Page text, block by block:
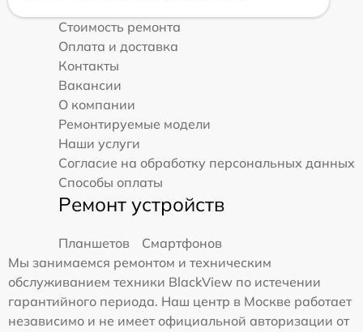
Стоимость ремонта
Оплата и доставка
Контакты
Вакансии
О компании
Ремонтируемые модели
Наши услуги
Согласие на обработку персональных данных
Способы оплаты
Ремонт устройств
Планшетов
Смартфонов
Мы занимаемся ремонтом и техническим
обслуживанием техники BlackView по истечении
гарантийного периода. Наш центр в Москве работает
независимо и не имеет официальной авторизации от